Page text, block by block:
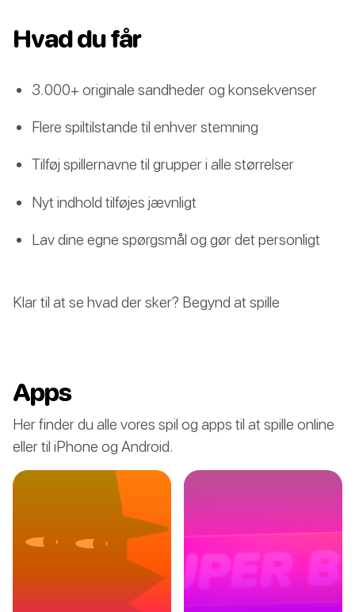
Hvad du får
3.000+ originale sandheder og konsekvenser
Flere spiltilstande til enhver stemning
Tilføj spillernavne til grupper i alle størrelser
Nyt indhold tilføjes jævnligt
Lav dine egne spørgsmål og gør det personligt
Klar til at se hvad der sker? Begynd at spille
Apps
Her finder du alle vores spil og apps til at spille online
eller til iPhone og Android.